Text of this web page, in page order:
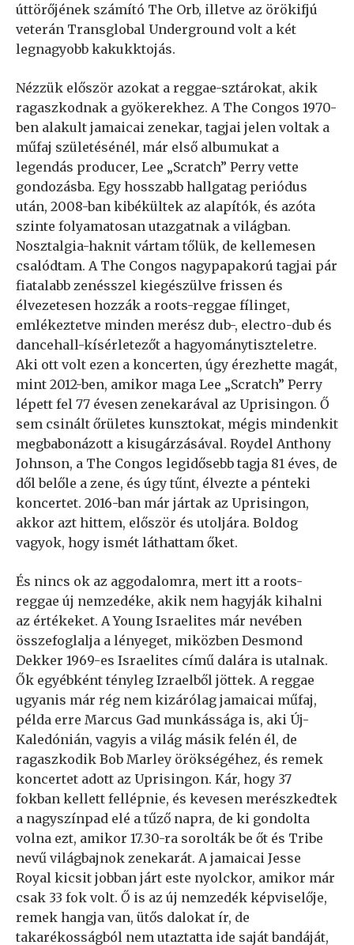
úttörőjének számító The Orb, illetve az örökifjú
veterán Transglobal Underground volt a két
legnagyobb kakukktojás.
Nézzük először azokat a reggae-sztárokat, akik
ragaszkodnak a gyökerekhez. A The Congos 1970-
ben alakult jamaicai zenekar, tagjai jelen voltak a
műfaj születésénél, már első albumukat a
legendás producer, Lee „Scratch” Perry vette
gondozásba. Egy hosszabb hallgatag periódus
után, 2008-ban kibékültek az alapítók, és azóta
szinte folyamatosan utazgatnak a világban.
Nosztalgia-haknit vártam tőlük, de kellemesen
csalódtam. A The Congos nagypapakorú tagjai pár
fiatalabb zenésszel kiegészülve frissen és
élvezetesen hozzák a roots-reggae fílinget,
emlékeztetve minden merész dub-, electro-dub és
dancehall-kísérletezőt a hagyománytiszteletre.
Aki ott volt ezen a koncerten, úgy érezhette magát,
mint 2012-ben, amikor maga Lee „Scratch” Perry
lépett fel 77 évesen zenekarával az Uprisingon. Ő
sem csinált őrületes kunsztokat, mégis mindenkit
megbabonázott a kisugárzásával. Roydel Anthony
Johnson, a The Congos legidősebb tagja 81 éves, de
dől belőle a zene, és úgy tűnt, élvezte a pénteki
koncertet. 2016-ban már jártak az Uprisingon,
akkor azt hittem, először és utoljára. Boldog
vagyok, hogy ismét láthattam őket.
És nincs ok az aggodalomra, mert itt a roots-
reggae új nemzedéke, akik nem hagyják kihalni
az értékeket. A Young Israelites már nevében
összefoglalja a lényeget, miközben Desmond
Dekker 1969-es Israelites című dalára is utalnak.
Ők egyébként tényleg Izraelből jöttek. A reggae
ugyanis már rég nem kizárólag jamaicai műfaj,
példa erre Marcus Gad munkássága is, aki Új-
Kaledónián, vagyis a világ másik felén él, de
ragaszkodik Bob Marley örökségéhez, és remek
koncertet adott az Uprisingon. Kár, hogy 37
fokban kellett fellépnie, és kevesen merészkedtek
a nagyszínpad elé a tűző napra, de ki gondolta
volna ezt, amikor 17.30-ra sorolták be őt és Tribe
nevű világbajnok zenekarát. A jamaicai Jesse
Royal kicsit jobban járt este nyolckor, amikor már
csak 33 fok volt. Ő is az új nemzedék képviselője,
remek hangja van, ütős dalokat ír, de
takarékosságból nem utaztatta ide saját bandáját,